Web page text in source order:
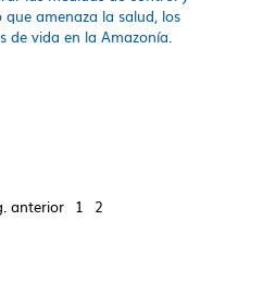
amenaza la salud, los
de vida en la Amazonía.
anterior 1 2